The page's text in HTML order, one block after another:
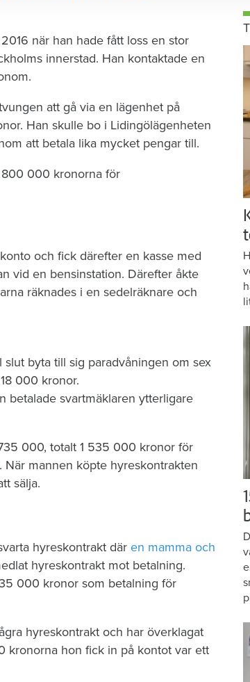
när han hade fått loss en stor
innerstad. Han kontaktade en
att gå via en lägenhet på
Han skulle bo i Lidingölägenheten
att betala lika mycket pengar till.
800 000 kronorna för
och fick därefter en kasse med
vid en bensinstation. Därefter åkte
räknades i en sedelräknare och
byta till sig paradvåningen om sex
000 kronor.
betalade svartmäklaren ytterligare
000, totalt 1 535 000 kronor för
mannen köpte hyreskontrakten
sälja.
hyreskontrakt där en mamma och
hyreskontrakt mot betalning.
000 kronor som betalning för
hyreskontrakt och har överklagat
kronorna hon fick in på kontot var ett